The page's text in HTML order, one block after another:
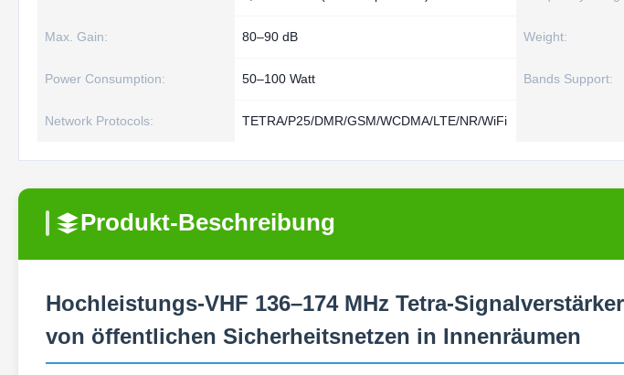
Max. Gain: 80–90 dB Weight:
Power Consumption: 50–100 Watt Bands Support:
Network Protocols: TETRA/P25/DMR/GSM/WCDMA/LTE/NR/WiFi
Produkt-Beschreibung
Hochleistungs-VHF 136–174 MHz Tetra-
von öffentlichen Sicherheitsnetzen in Innenräumen